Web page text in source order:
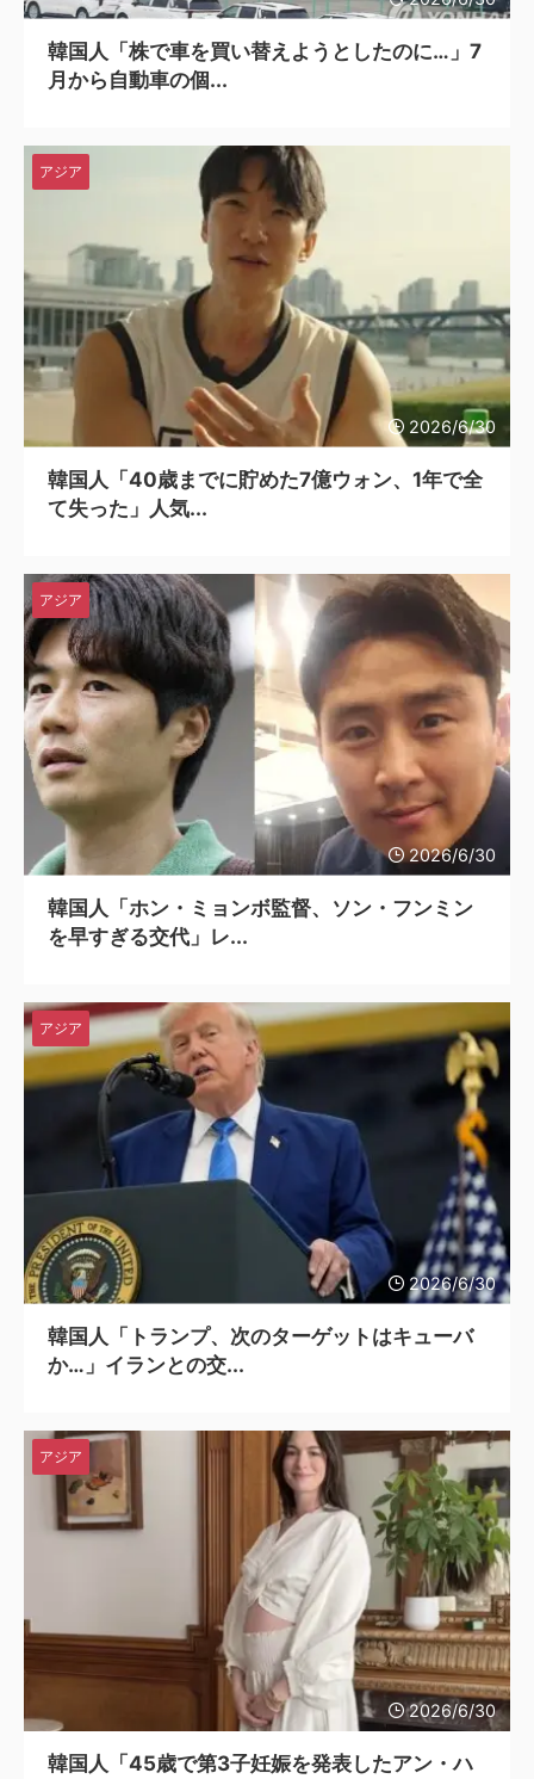
韓国人「株で車を買い替えようとしたのに…」7
月から自動車の個...
2026/6/30
アジア
韓国人「40歳までに貯めた7億ウォン、1年で全
て失った」人気...
2026/6/30
アジア
韓国人「ホン・ミョンボ監督、ソン・フンミン
を早すぎる交代」レ...
2026/6/30
アジア
韓国人「トランプ、次のターゲットはキューバ
か…」イランとの交...
2026/6/30
アジア
韓国人「45歳で第3子妊娠を発表したアン・ハ